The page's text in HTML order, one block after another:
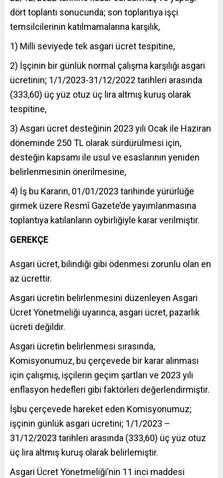
dört toplantı sonucunda; son toplantıya işçi
temsilcilerinin katılmamalarına karşılık,
1) Milli seviyede tek asgari ücret tespitine,
2) İşçinin bir günlük normal çalışma karşılığı asgari
ücretinin; 1/1/2023-31/12/2022 tarihleri arasında
(333,60) üç yüz otuz üç lira altmış kuruş olarak
tespitine,
3) Asgari ücret desteğinin 2023 yılı Ocak ile Haziran
döneminde 250 TL olarak sürdürülmesi için,
desteğin kapsamı ile usul ve esaslarının yeniden
belirlenmesinin önerilmesine,
4) İş bu Kararın, 01/01/2023 tarihinde yürürlüğe
girmek üzere Resmî Gazete’de yayımlanmasına
toplantıya katılanların oybirliğiyle karar verilmiştir.
GEREKÇE
Asgari ücret, bilindiği gibi ödenmesi zorunlu olan en
az ücrettir.
Asgari ücretin belirlenmesini düzenleyen Asgari
Ücret Yönetmeliği uyarınca, asgari ücret, pazarlık
ücreti değildir.
Asgari ücretin belirlenmesi sırasında,
Komisyonumuz, bu çerçevede bir karar alınması
için çalışmış, işçilerin geçim şartları ve 2023 yılı
enflasyon hedefleri gibi faktörleri değerlendirmiştir.
İşbu çerçevede hareket eden Komisyonumuz;
işçinin günlük asgari ücretini; 1/1/2023 –
31/12/2023 tarihleri arasında (333,60) üç yüz otuz
üç lira altmış kuruş olarak belirlemiştir.
Asgari Ücret Yönetmeliği’nin 11 inci maddesi